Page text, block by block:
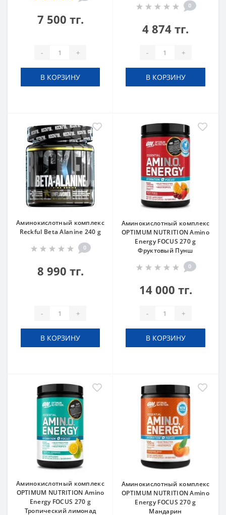
7 500 тг.
- +
В КОРЗИНУ
0
4 874 тг.
- +
В КОРЗИНУ
Аминокислотный комплекс
Reckful Beta Alanine 240 g
0
8 990 тг.
- +
В КОРЗИНУ
Аминокислотный комплекс
OPTIMUM NUTRITION Amino
Energy FOCUS 270 g
Фруктовый Пунш
0
14 000 тг.
- +
В КОРЗИНУ
Аминокислотный комплекс
OPTIMUM NUTRITION Amino
Energy FOCUS 270 g
Тропический лимонад
Аминокислотный комплекс
OPTIMUM NUTRITION Amino
Energy FOCUS 270 g
Мандарин